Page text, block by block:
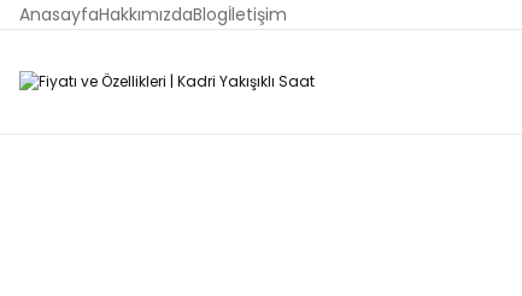
AnasayfaHakkımızdaBlogİletişim